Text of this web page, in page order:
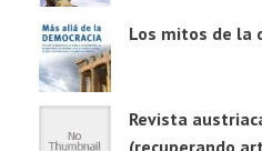
Los mitos de la
Revista